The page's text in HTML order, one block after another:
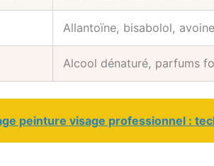
Allantoïne, bisabolol, avoine
Alcool dénaturé, parfums
peinture visage professionnel :